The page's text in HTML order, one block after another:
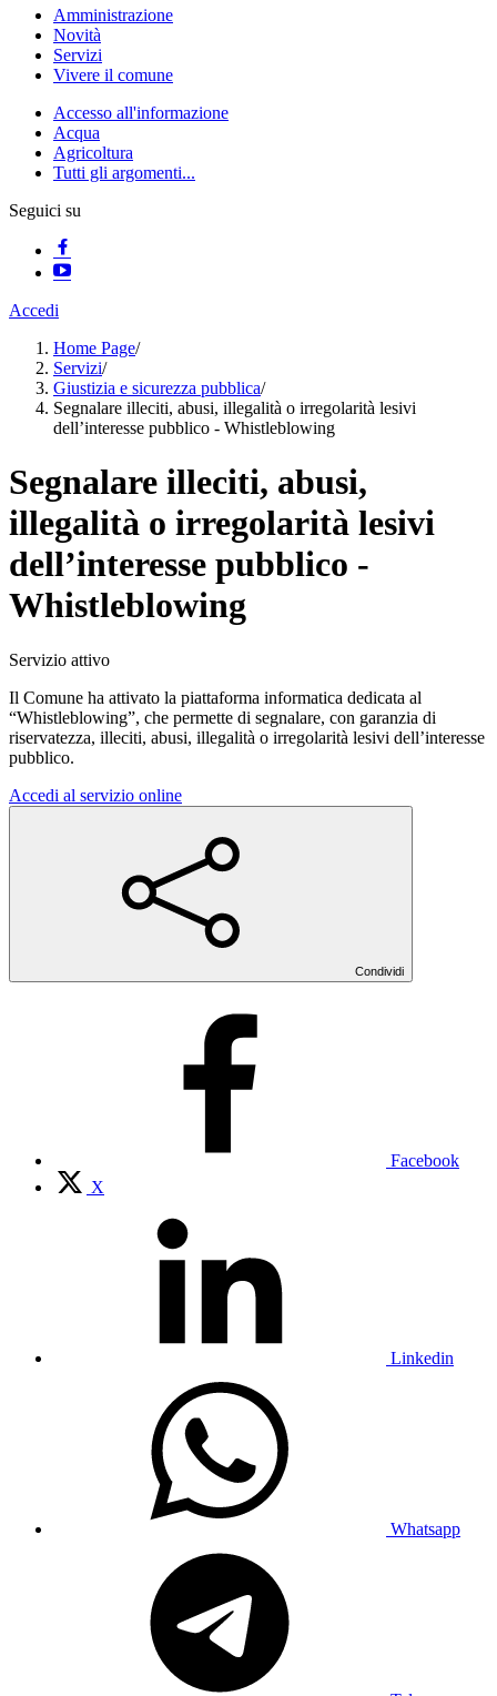
Amministrazione
Novità
Servizi
Vivere il comune
Accesso all'informazione
Acqua
Agricoltura
Tutti gli argomenti...
Seguici su
Accedi
Home Page/
Servizi/
Giustizia e sicurezza pubblica/
Segnalare illeciti, abusi, illegalità o irregolarità lesivi
dell’interesse pubblico - Whistleblowing
Segnalare illeciti, abusi,
illegalità o irregolarità lesivi
dell’interesse pubblico -
Whistleblowing
Servizio attivo
Il Comune ha attivato la piattaforma informatica dedicata al
“Whistleblowing”, che permette di segnalare, con garanzia di
riservatezza, illeciti, abusi, illegalità o irregolarità lesivi dell’interesse
pubblico.
Accedi al servizio online
Condividi
Facebook
X
Linkedin
Whatsapp